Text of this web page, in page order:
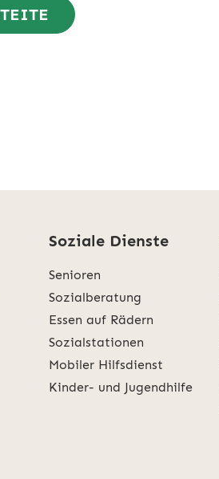
Soziale Dienste
Senioren
Sozialberatung
Essen auf Rädern
Sozialstationen
Mobiler Hilfsdienst
Kinder- und Jugendhilfe